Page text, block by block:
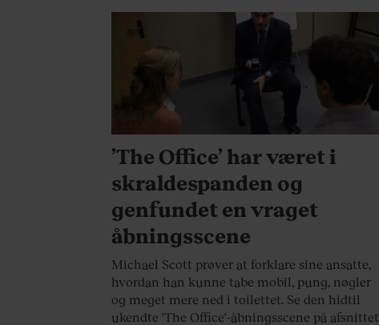
KULTUR
’The Office’ har været i
skraldespanden og
genfundet en vraget
åbningsscene
Michael Scott prøver at forklare sine ansatte,
hvordan han kunne tabe mobil, pung, nøgler
og meget mere ned i toilettet. Se den hidtil
ukendte 'The Office'-åbningsscene på afsnittet